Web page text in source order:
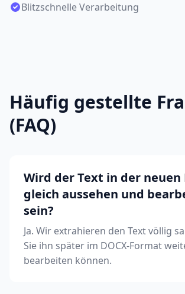
Blitzschnelle Verarbeitung
Häufig gestellte
(FAQ)
Wird der Text in der neuen
gleich aussehen und
sein?
Ja. Wir extrahieren den Text völlig
Sie ihn später im DOCX-Format
bearbeiten können.